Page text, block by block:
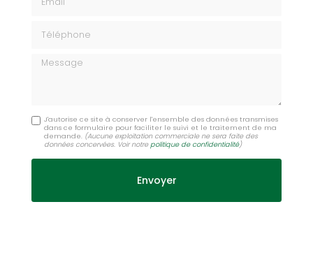
Message
J'autorise ce site à conserver l'ensemble des données transmises
dans ce formulaire pour faciliter le suivi et le traitement de ma
demande. (Aucune exploitation commerciale ne sera faite des
données concervées. Voir notrepolitique de confidentialité)